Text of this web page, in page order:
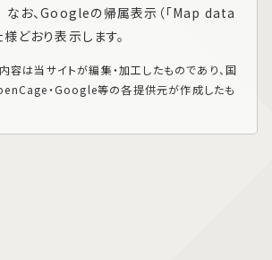
なお、Googleの帰属表示（「Map data
どおり表示します。
は当サイトが編集・加工したものであり、国
・Google等の各提供元が作成したも